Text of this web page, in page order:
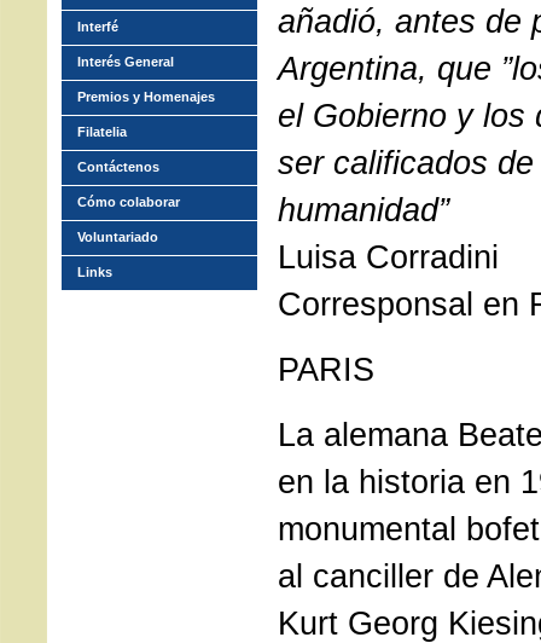
añadió, antes de
Argentina, que
el Gobierno y los
ser calificados
humanidad”
Luisa Corradini
Corresponsal en
PARIS
La alemana
en la historia en
monumental
al canciller de
Kurt Georg
Interfé
Interés General
Premios y Homenajes
Filatelia
Contáctenos
Cómo colaborar
Voluntariado
Links